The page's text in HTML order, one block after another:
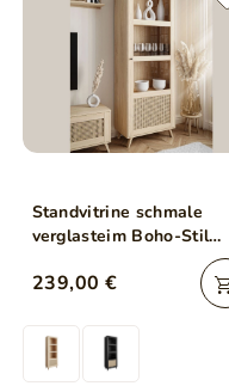
Standvitrine schmale
verglasteim Boho-Stil
Bellance, Eiche Puccini
239,00 €